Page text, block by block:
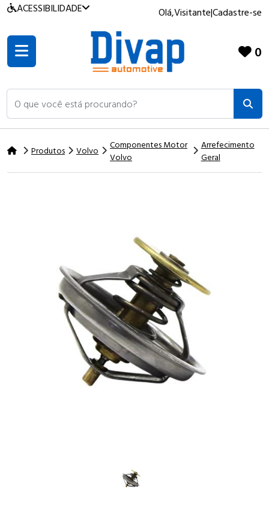
ACESSIBILIDADE Olá,Visitante|Cadastre-se
O que você está procurando?
0
Produtos Volvo
Componentes Motor
Volvo
Arrefecimento
Geral